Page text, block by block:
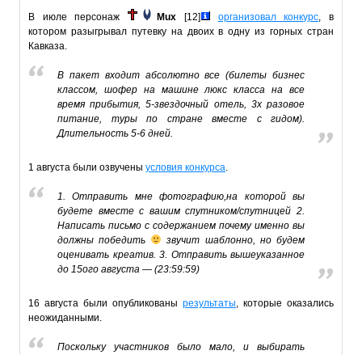
В июле персонаж Mux [12] организовал конкурс, в
котором разыгрывал путевку на двоих в одну из горных стран
Кавказа.
В пакет входит абсолютно все (билеты бизнес
классом, шофер на машине люкс класса на все
время прибытия, 5-звездочный отель, 3х разовое
питание, туры по стране вместе с гидом).
Длительность 5-6 дней.
1 августа были озвучены условия конкурса.
1. Отправить мне фотографию,на которой вы
будете вместе с вашим спутником/спутницей 2.
Написать письмо с содержанием почему именно вы
должны победить
звучит шаблонно, но будем
оценивать креатив. 3. Отправить вышеуказанное
до 15ого августа — (23:59:59)
16 августа были опубликованы результаты, которые оказались
неожиданными.
Поскольку участников было мало, и выбирать